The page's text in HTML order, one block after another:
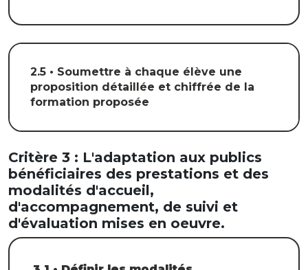
2.5 • Soumettre à chaque élève une
proposition détaillée et chiffrée de la
formation proposée
Critère 3 : L'adaptation aux publics
bénéficiaires des prestations et des
modalités d'accueil,
d'accompagnement, de suivi et
d'évaluation mises en oeuvre.